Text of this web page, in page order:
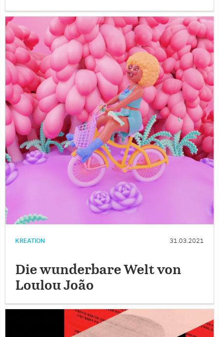
KREATION 31.03.2021
Die wunderbare Welt von
Loulou João